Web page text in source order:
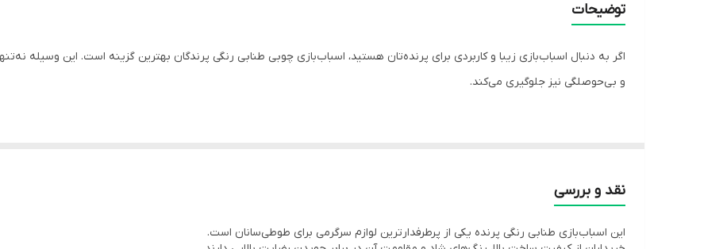
توضیحات
اگر به دنبال اسباب‌بازی زیبا و کاربردی برای پرنده‌تان هستید، اسباب‌بازی چوبی طنابی رنگی پرندگان بهترین گزینه است. این وسیله
و بی‌حوصلگی نیز جلوگیری می‌کند.
⚙️ توضیحات
نقد و بررسی
این اسباب‌بازی طنابی رنگی پرنده یکی از پرطرفدارترین لوازم سرگرمی برای طوطی‌سانان است.